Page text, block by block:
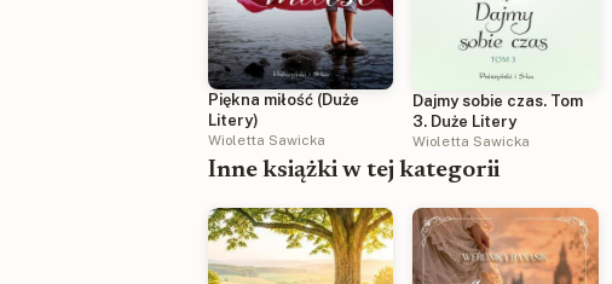
Piękna miłość (Duże
Litery)
Wioletta Sawicka
Dajmy sobie czas. Tom
3. Duże Litery
Wioletta Sawicka
Inne książki w tej kategorii